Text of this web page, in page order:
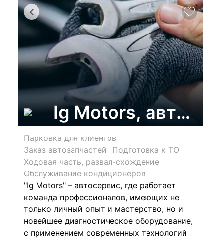
Ig Motors,
Парковка для клиентов
Заказ автозапчастей
Подготовка к ТО
Ходовая часть, развал-схождение
Обслуживание кондиционеров
"Ig Motors" – автосервис, где работает
команда профессионалов, имеющих не
только личный опыт и мастерство, но и
новейшее диагностическое оборудование,
с применением современных технологий